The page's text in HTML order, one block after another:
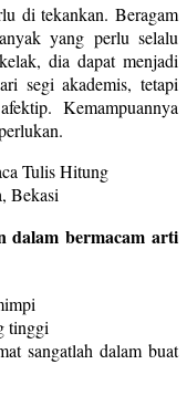
di tekankan. Beragam
yang perlu selalu
dia dapat menjadi
segi akademis, tetapi
Kemampuannya
dalam bermacam arti
tinggi
sangatlah dalam buat